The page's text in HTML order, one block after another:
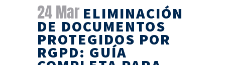
24 Mar ELIMINACIÓN
DE DOCUMENTOS
PROTEGIDOS POR
RGPD: GUÍA